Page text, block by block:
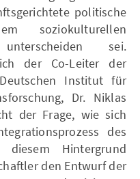
politische
soziokulturellen
sei.
der Co-Leiter der
Institut für
Dr. Niklas
der Frage, wie sich
des
Hintergrund
den Entwurf der